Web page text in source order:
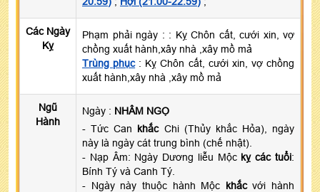
Các Ngày
Kỵ
Phạm phải ngày : : Kỵ Chôn cất, cưới xin, vợ
chồng xuất hành,xây nhà ,xây mồ mả
Trùng phục: Kỵ Chôn cất, cưới xin, vợ chồng
xuất hành,xây nhà ,xây mồ mả
Ngũ
Hành
Ngày : NHÂM NGỌ
- Tức Can khắcChi (Thủy khắc Hỏa), ngày
này là ngày cát trung bình (chế nhật).
- Nạp Âm: Ngày Dương liễu Mộc kỵ các tuổi:
Bính Tý và Canh Tý.
- Ngày này thuộc hành Mộc khắcvới hành